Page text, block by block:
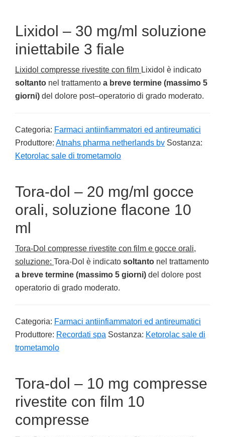
Lixidol – 30 mg/ml soluzione
iniettabile 3 fiale
Lixidol compresse rivestite con film Lixidol è indicato
soltanto nel trattamento a breve termine (massimo 5
giorni) del dolore post–operatorio di grado moderato.
Categoria: Farmaci antiinfiammatori ed antireumatici
Produttore: Atnahs pharma netherlands bv Sostanza:
Ketorolac sale di trometamolo
Tora-dol – 20 mg/ml gocce
orali, soluzione flacone 10
ml
Tora-Dol compresse rivestite con film e gocce orali,
soluzione: Tora-Dol è indicato soltanto nel trattamento
a breve termine (massimo 5 giorni) del dolore post
operatorio di grado moderato.
Categoria: Farmaci antiinfiammatori ed antireumatici
Produttore: Recordati spa Sostanza: Ketorolac sale di
trometamolo
Tora-dol – 10 mg compresse
rivestite con film 10
compresse